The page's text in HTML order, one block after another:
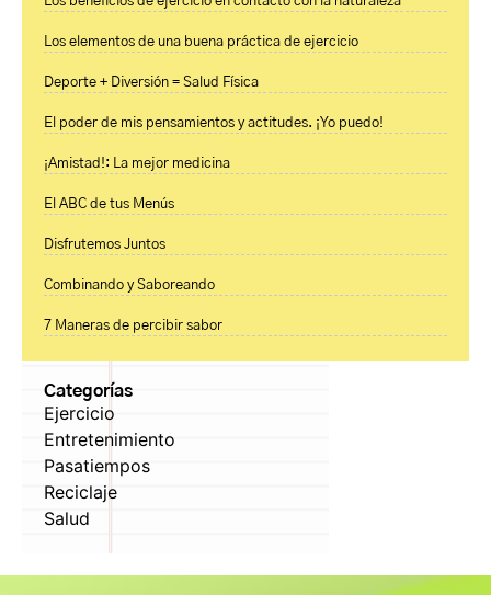
Los elementos de una buena práctica de ejercicio
Deporte + Diversión = Salud Física
El poder de mis pensamientos y actitudes. ¡Yo puedo!
¡Amistad!: La mejor medicina
El ABC de tus Menús
Disfrutemos Juntos
Combinando y Saboreando
7 Maneras de percibir sabor
Categorías
Ejercicio
Entretenimiento
Pasatiempos
Reciclaje
Salud